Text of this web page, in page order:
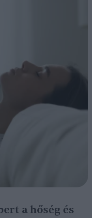
a hőség és